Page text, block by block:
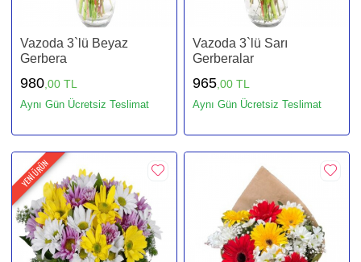
Vazoda 3`lü Beyaz
Gerbera
980 ,00 TL
Aynı Gün Ücretsiz Teslimat
Vazoda 3`lü Sarı
Gerberalar
965 ,00 TL
Aynı Gün Ücretsiz Teslimat
YENİ ÜRÜN